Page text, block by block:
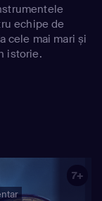
echipe de
cele mai mari și
istorie.
7+